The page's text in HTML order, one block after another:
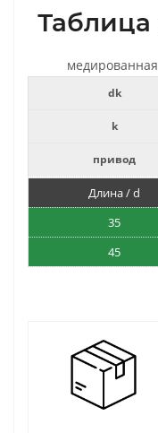
Таблица
dk
k
привод
Длина / d
35
45